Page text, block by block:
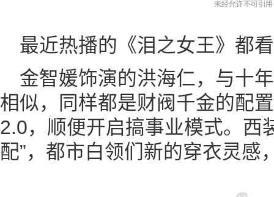
最近热播的《泪之女王》都
金智媛饰演的洪海仁，与十
相似，同样都是财阀千金的配
2.0，顺便开启搞事业模式。西
配”，都市白领们新的穿衣灵感